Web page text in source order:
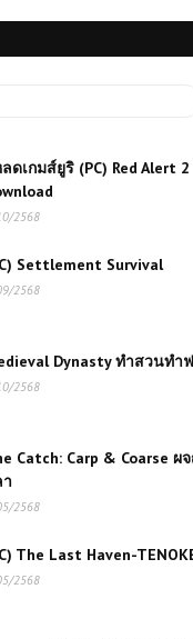
ดเกมส์ยูริ (PC) Red Alert
2568
Settlement Survival
2568
Dynasty ทำสวนทำ
2568
Catch: Carp & Coarse
2568
The Last Haven-
2568